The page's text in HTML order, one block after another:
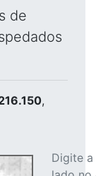
de
,
Digite